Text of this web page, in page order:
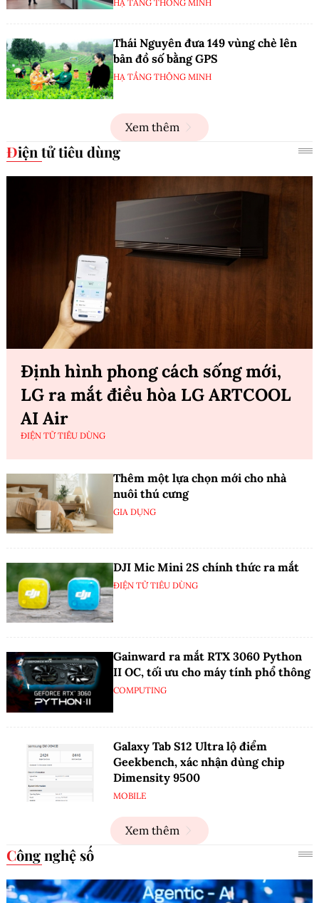
HẠ TẦNG THÔNG MINH
Thái Nguyên đưa 149 vùng chè lên
bản đồ số bằng GPS
HẠ TẦNG THÔNG MINH
Xem thêm
Điện tử tiêu dùng
Định hình phong cách sống mới,
LG ra mắt điều hòa LG ARTCOOL
AI Air
ĐIỆN TỬ TIÊU DÙNG
Thêm một lựa chọn mới cho nhà
nuôi thú cưng
GIA DỤNG
DJI Mic Mini 2S chính thức ra mắt
ĐIỆN TỬ TIÊU DÙNG
Gainward ra mắt RTX 3060 Python
II OC, tối ưu cho máy tính phổ thông
COMPUTING
Galaxy Tab S12 Ultra lộ điểm
Geekbench, xác nhận dùng chip
Dimensity 9500
MOBILE
Xem thêm
Công nghệ số